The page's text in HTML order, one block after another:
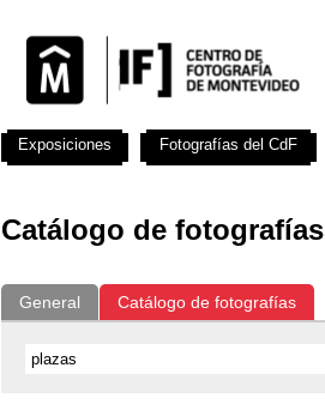
Catálogo de fotografías
General Catálogo de fotografías
Exposiciones Fotografías del CdF